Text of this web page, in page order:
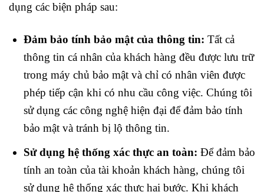
dụng các biện pháp sau:
Đảm bảo tính bảo mật của thông tin: Tất cả
thông tin cá nhân của khách hàng đều được lưu trữ
trong máy chủ bảo mật và chỉ có nhân viên được
phép tiếp cận khi có nhu cầu công việc. Chúng tôi
sử dụng các công nghệ hiện đại để đảm bảo tính
bảo mật và tránh bị lộ thông tin.
Sử dụng hệ thống xác thực an toàn: Để đảm bảo
tính an toàn của tài khoản khách hàng, chúng tôi
sử dụng hệ thống xác thực hai bước. Khi khách